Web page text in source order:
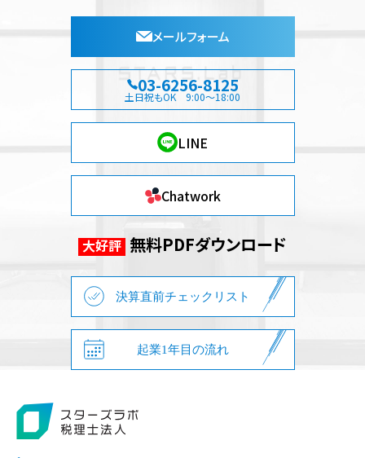
メールフォーム
03-6256-8125
土日祝もOK 9:00～18:00
LINE
Chatwork
大好評 無料PDFダウンロード
決算直前チェックリスト
起業1年目の流れ